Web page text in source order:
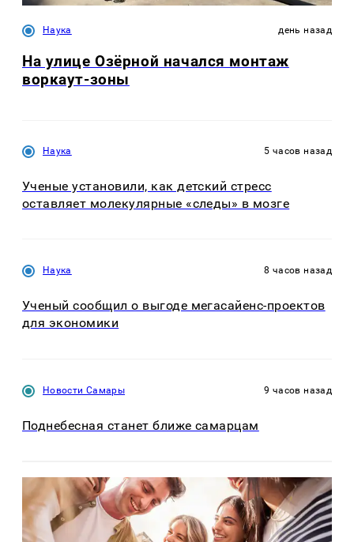
Наука день назад
На улице Озëрной начался монтаж
воркаут-зоны
Наука 5 часов назад
Ученые установили, как детский стресс
оставляет молекулярные «следы» в мозге
Наука 8 часов назад
Ученый сообщил о выгоде мегасайенс-проектов
для экономики
Новости Самары 9 часов назад
Поднебесная станет ближе самарцам